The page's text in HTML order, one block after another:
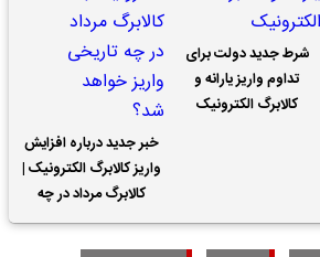
شرط جدید دولت برای
تداوم واریز یارانه و
کالابرگ الکترونیک
خبر جدید درباره افزایش
واریز کالابرگ الکترونیک |
کالابرگ مرداد در چه
تاریخی واریز خواهد شد؟